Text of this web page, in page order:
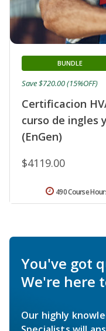
Certificacion
curso de ingles
(EnGen)
BUNDLE
$4119.00
Save $720.00 (15%OFF)
490 Course
You've got
We're here
Our highly